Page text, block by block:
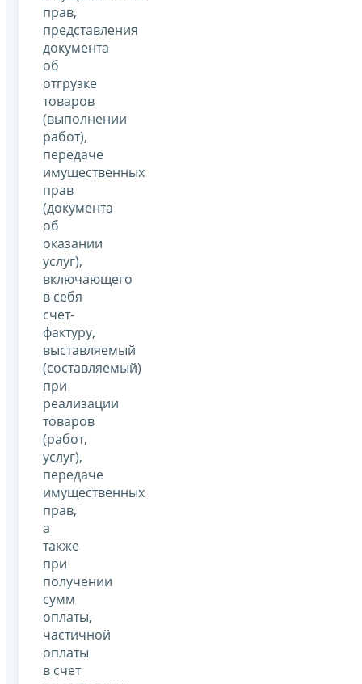
прав,
представления
документа
об
отгрузке
товаров
(выполнении
работ),
передаче
имущественных
прав
(документа
об
оказании
услуг),
включающего
в себя
счет-
фактуру,
выставляемый
(составляемый)
при
реализации
товаров
(работ,
услуг),
передаче
имущественных
прав,
а
также
при
получении
сумм
оплаты,
частичной
оплаты
в счет